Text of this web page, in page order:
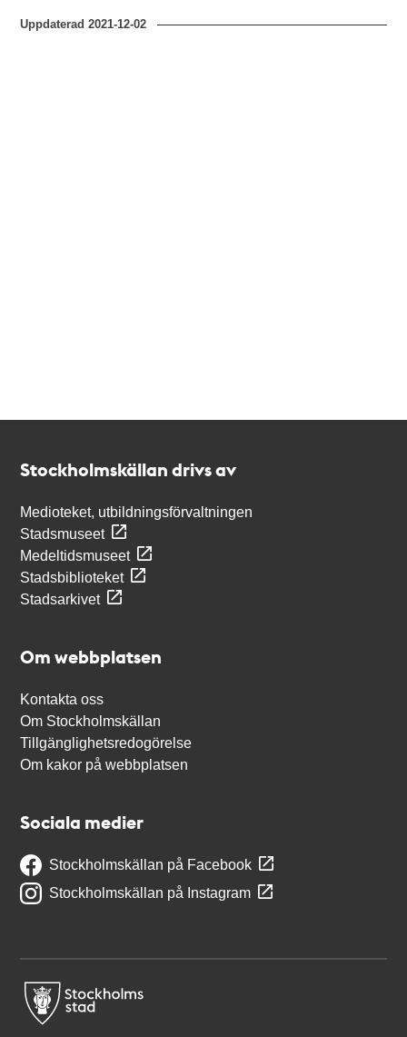
Uppdaterad2021-12-02
Stockholmskällan drivs av
Medioteket, utbildningsförvaltningen
Stadsmuseet
Medeltidsmuseet
Stadsbiblioteket
Stadsarkivet
Om webbplatsen
Kontakta oss
Om Stockholmskällan
Tillgänglighetsredogörelse
Om kakor på webbplatsen
Sociala medier
Stockholmskällan på Facebook
Stockholmskällan på Instagram